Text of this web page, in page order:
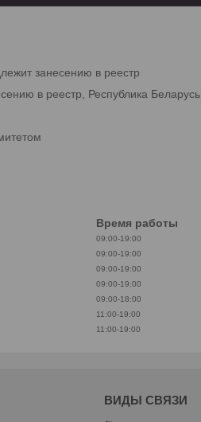
занесению в реестр
в реестр, Республика Беларусь
Время работы
09:00-19:00
09:00-19:00
09:00-19:00
09:00-19:00
09:00-18:00
11:00-19:00
11:00-19:00